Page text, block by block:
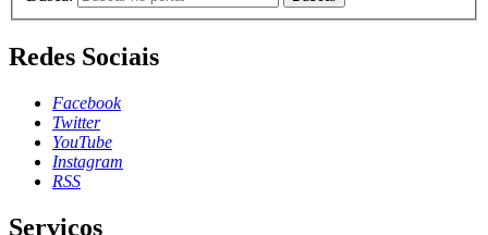
Redes Sociais
Facebook
Twitter
YouTube
Instagram
RSS
Serviços